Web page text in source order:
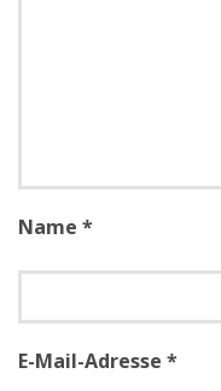
Name *
E-Mail-Adresse *